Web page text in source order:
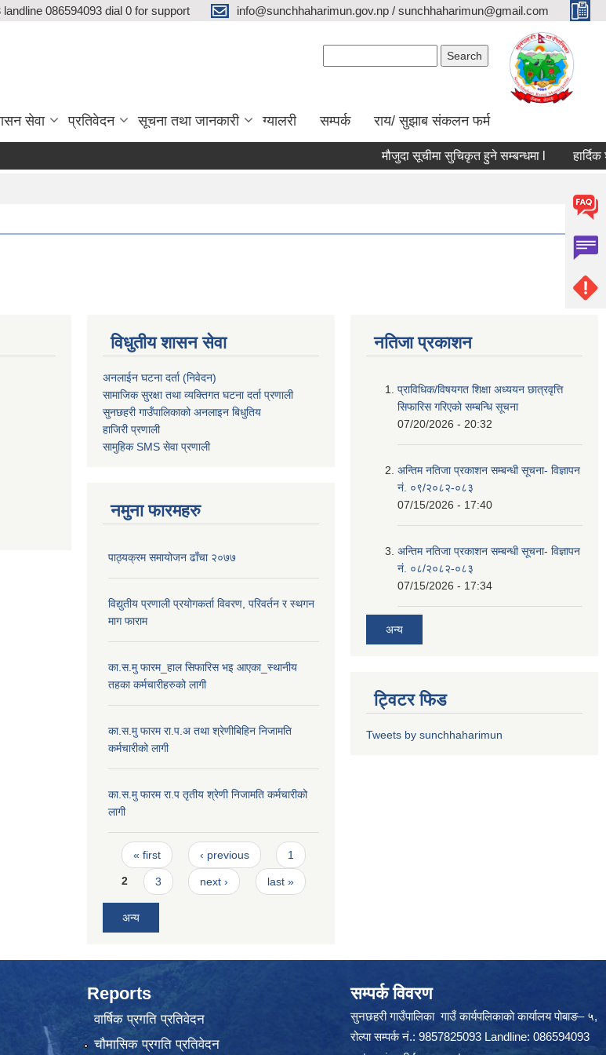
landline 086594093 dial 0 for support info@sunchhaharimun.gov.np / sunchhaharimun@gmail.com
सेवा प्रतिवेदन सूचना तथा जानकारी ग्यालरी सम्पर्क राय/ सुझाब संकलन फर्म
मौजुदा सूचीमा सुचिकृत हुने सम्बन्धमा l हार्दिक
विधुतीय शासन सेवा
अनलाईन घटना दर्ता (निवेदन)
सामाजिक सुरक्षा तथा व्यक्तिगत घटना दर्ताप्रणाली
सुनछहरी गाउँपालिकाको अनलाइन बिधुतिय
हाजिरी प्रणाली
सामुहिकSMS सेवाप्रणाली
नमुना फारमहरु
पाठ्यक्रम समायोजन ढाँचा २०७७
विद्युतीय प्रणाली प्रयोगकर्ता विवरण, परिवर्तन र स्थगन
माग फाराम
का.स.मु फारम_हाल सिफारिस भइ आएका_स्थानीय
तहका कर्मचारीहरुको लागी
का.स.मु फारम रा.प.अ तथा श्रेणीबिहिन निजामति
कर्मचारीको लागी
का.स.मु फारम रा.प तृतीय श्रेणी निजामति कर्मचारीको
लागी
Pages
« first ‹ previous 1
2 3 next › last »
अन्य
नतिजा प्रकाशन
प्राविधिक/विषयगत शिक्षा अध्ययन छात्रवृत्ति
सिफारिस गरिएकाे सम्बन्धि सूचना
07/20/2026 - 20:32
अन्तिम नतिजा प्रकाशन सम्बन्धी सूचना- विज्ञापन
नं. ०९/२०८२-०८३
07/15/2026 - 17:40
अन्तिम नतिजा प्रकाशन सम्बन्धी सूचना- विज्ञापन
नं. ०८/२०८२-०८३
07/15/2026 - 17:34
अन्य
ट्विटर फिड
Tweets by sunchhaharimun
Reports
वार्षिक प्रगति प्रतिवेदन
चौमासिक प्रगति प्रतिवेदन
सम्पर्क विवरण
सुनछहरी गाउँपालिका गाउँ कार्यपलिकाको कार्यालय पोबाङ– ५,
रोल्पा सम्पर्क नं.: 9857825093 Landline: 086594093